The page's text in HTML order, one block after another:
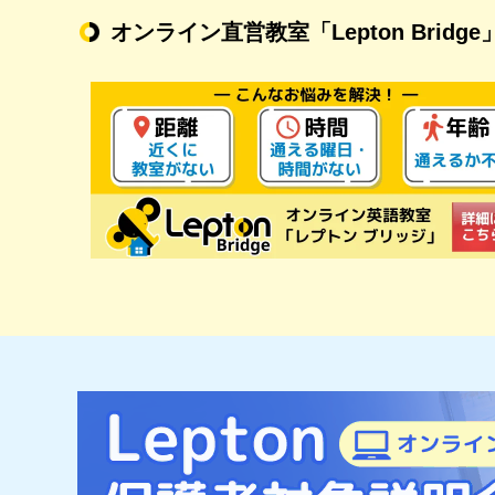
オンライン直営教室 「Lepton Bridge